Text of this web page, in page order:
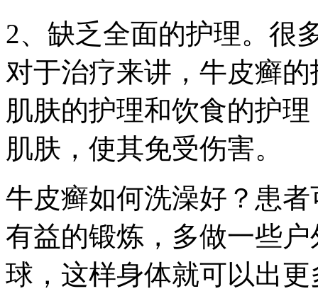
2、缺乏全面的护理。很
对于治疗来讲，牛皮癣
肌肤的护理和饮食的护
肌肤，使其免受伤害。
牛皮癣如何洗澡好？患
有益的锻炼，多做一些
球，这样身体就可以出